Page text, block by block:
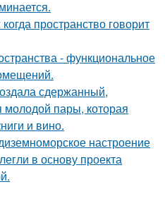
пространство говорит
- функциональное
сдержанный,
пары, которая
и вино.
настроение
в основу проекта